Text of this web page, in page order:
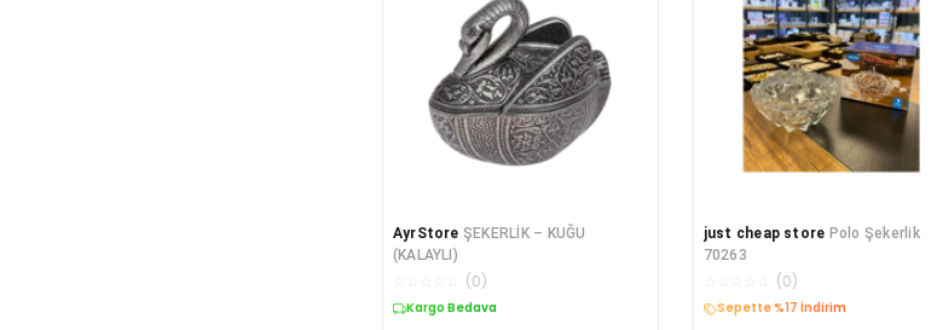
AyrStore ŞEKERLİK – KUĞU
(KALAYLI)
(0)
Kargo Bedava
just cheap store Polo Şekerlik
70263
(0)
Kargo Bedava